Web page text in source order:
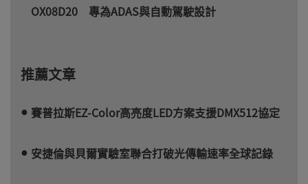
OX08D20 專為ADAS與自動駕駛設計
推薦文章
賽普拉斯EZ-Color高亮度LED方案支援DMX512協定
安捷倫與貝爾實驗室聯合打破光傳輸速率全球記錄